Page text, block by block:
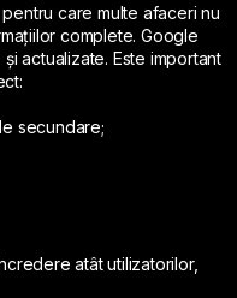
care multe afaceri nu
complete. Google
actualizate. Este important
secundare;
atât utilizatorilor,